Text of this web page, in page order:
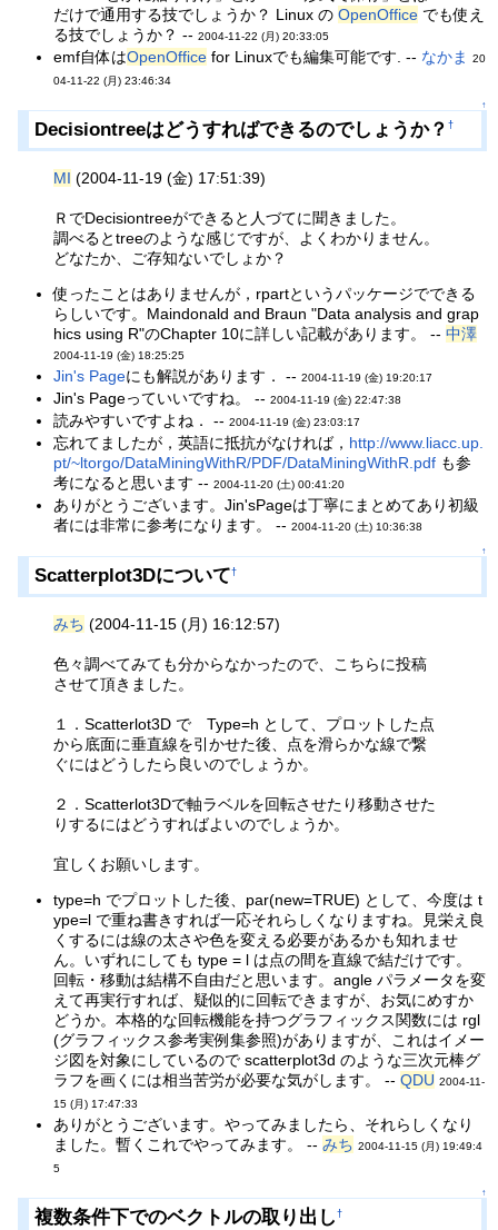
だけで通用する技でしょうか？ Linux のOpenOffice でも使え
る技でしょうか？ --2004-11-22 (月) 20:33:05
emf自体はOpenOffice for Linuxでも編集可能です. -- なかま
20
04-11-22 (月) 23:46:34
↑
Decisiontreeはどうすればできるのでしょうか？†
MI (2004-11-19 (金) 17:51:39)
ＲでDecisiontreeができると人づてに聞きました。
調べるとtreeのような感じですが、よくわかりません。
どなたか、ご存知ないでしょか？
使ったことはありませんが，rpartというパッケージでできる
らしいです。Maindonald and Braun "Data analysis and grap
hics using R"のChapter 10に詳しい記載があります。 --中澤
2004-11-19 (金) 18:25:25
Jin's Pageにも解説があります． --2004-11-19 (金) 19:20:17
Jin's Pageっていいですね。 --2004-11-19 (金) 22:47:38
読みやすいですよね． --2004-11-19 (金) 23:03:17
忘れてましたが，英語に抵抗がなければ， http://www.liacc.up.
pt/~ltorgo/DataMiningWithR/PDF/DataMiningWithR.pdf も参
考になると思います --2004-11-20 (土) 00:41:20
ありがとうございます。Jin'sPageは丁寧にまとめてあり初級
者には非常に参考になります。 --2004-11-20 (土) 10:36:38
↑
Scatterplot3Dについて†
みち (2004-11-15 (月) 16:12:57)
色々調べてみても分からなかったので、こちらに投稿
させて頂きました。
１．Scatterlot3D で Type=h として、プロットした点
から底面に垂直線を引かせた後、点を滑らかな線で繋
ぐにはどうしたら良いのでしょうか。
２．Scatterlot3Dで軸ラベルを回転させたり移動させた
りするにはどうすればよいのでしょうか。
宜しくお願いします。
type=h でプロットした後、par(new=TRUE) として、今度は t
ype=l で重ね書きすれば一応それらしくなりますね。見栄え良
くするには線の太さや色を変える必要があるかも知れませ
ん。いずれにしても type = l は点の間を直線で結だけです。
回転・移動は結構不自由だと思います。angle パラメータを変
えて再実行すれば、疑似的に回転できますが、お気にめすか
どうか。本格的な回転機能を持つグラフィックス関数には rgl
(グラフィックス参考実例集参照)がありますが、これはイメー
ジ図を対象にしているので scatterplot3d のような三次元棒グ
ラフを画くには相当苦労が必要な気がします。 --QDU 2004-11-
15 (月) 17:47:33
ありがとうございます。やってみましたら、それらしくなり
ました。暫くこれでやってみます。 --みち 2004-11-15 (月) 19:49:4
5
↑
複数条件下でのベクトルの取り出し†